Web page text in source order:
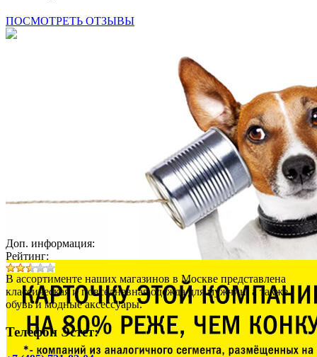
ПОСМОТРЕТЬ ОТЗЫВЫ
Доп. информация:
Рейтинг:
В ассортименте наших магазинов в Москве представлена
классическая и повседневная одежда для мужчин, а также
обувь и модные аксессуары.
Телефон Эстет: